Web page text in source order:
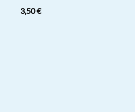
3,50€